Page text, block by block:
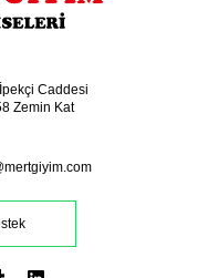
Caddesi
Zemin Kat